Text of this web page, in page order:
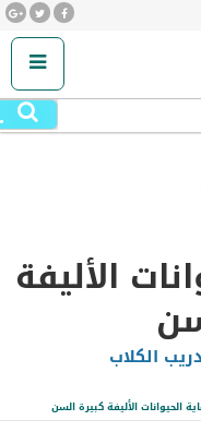
الأليفة
الكلاب
الحيوانات الأليفة كبيرة السن